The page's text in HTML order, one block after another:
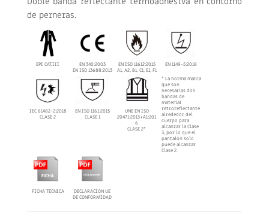
de perneras.
EPI CAT.III
EN 340:2003
EN ISO 13688:2013
EN ISO 11612:2015
A1, A2, B1, C1, E1, F1
EN 1149-5:2018
IEC 61482-2:2018
CLASE 2
EN ISO 1161:2015
CLASE 1
UNE EN ISO
20471:2013+A1:201
6
CLASE 2*
* La norma marca
que son
necesarias dos
bandas de
material
retroreflectante
alrededor del
cuerpo para
alcanzar la Clase
3, por lo que el
pantalón solo
puede alcanzar
Clase 2.
FICHA TECNICA
DECLARACION UE
DE CONFORMIDAD